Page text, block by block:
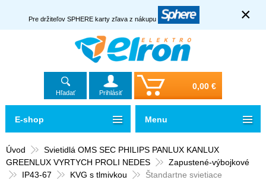
Pre držiteľov SPHERE karty zľava z nákupu ×
Hľadať Prihlásiť
0,00 €
Úvod
Svietidlá OMS SEC PHILIPS PANLUX KANLUX
GREENLUX VYRTYCH PROLI NEDES
Zapustené-výbojkové
IP43-67
KVG s tlmivkou Štandartne svietiace
E-shop Menu